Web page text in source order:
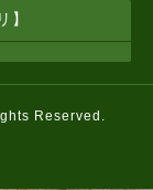
】
Reserved.